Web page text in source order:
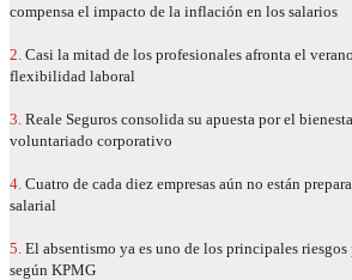
compensa el impacto de la inflación en los salarios
2. Casi la mitad de los profesionales afronta el
flexibilidad laboral
3. Reale Seguros consolida su apuesta por el
voluntariado corporativo
4. Cuatro de cada diez empresas aún no están
salarial
5. El absentismo ya es uno de los principales
según KPMG